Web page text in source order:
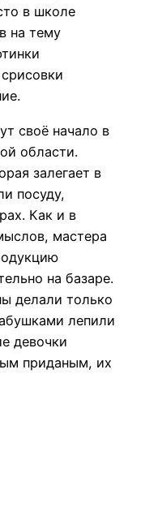
в школе
на тему
своё начало в
области.
залегает в
посуду,
Как и в
мастера
на базаре.
делали только
лепили
девочки
приданым, их